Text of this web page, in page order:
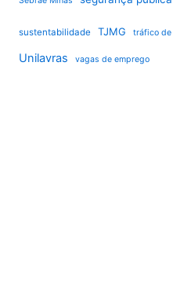
sustentabilidade TJMG tráfico de
Unilavras vagas de emprego